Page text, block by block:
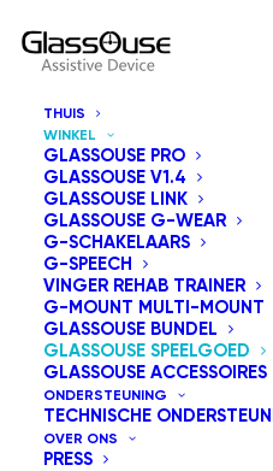
THUIS
WINKEL
GLASSOUSE PRO
GLASSOUSE V1.4
GLASSOUSE LINK
GLASSOUSE G-WEAR
G-SCHAKELAARS
G-SPEECH
VINGER REHAB TRAINER
G-MOUNT MULTI-MOUNT
GLASSOUSE BUNDEL
GLASSOUSE SPEELGOED
GLASSOUSE ACCESSOIRES
ONDERSTEUNING
TECHNISCHE
OVER ONS
PRESS
GlassOuse Toys is een
voor schakelaars en
afspelen, dansen of een
uitvoeren. Ze worden
GlassOuse-schakelaar uit
Toon alles